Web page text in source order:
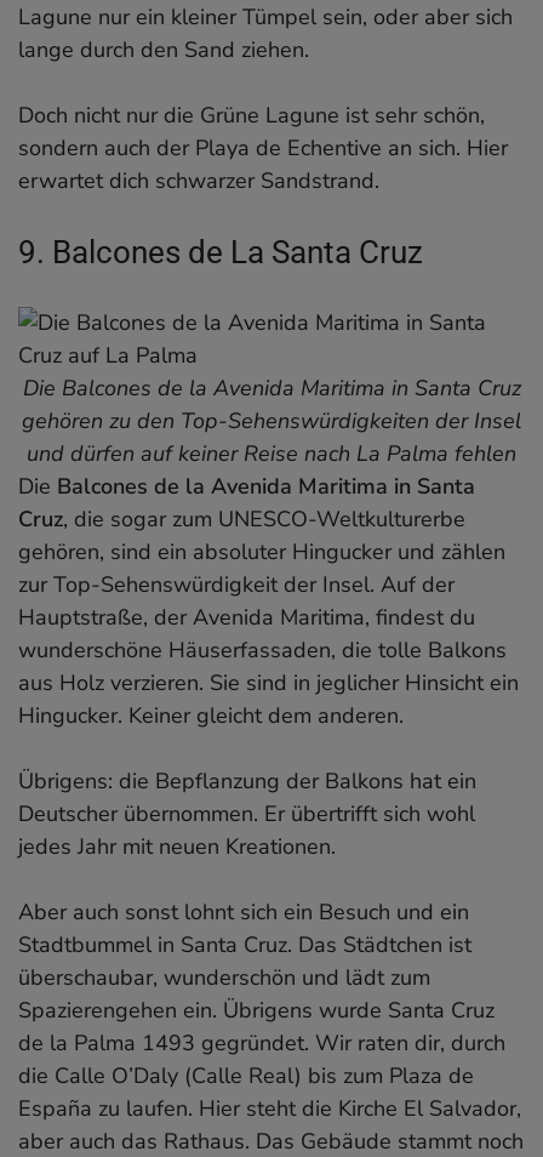
Lagune nur ein kleiner Tümpel sein, oder aber sich
lange durch den Sand ziehen.
Doch nicht nur die Grüne Lagune ist sehr schön,
sondern auch der Playa de Echentive an sich. Hier
erwartet dich schwarzer Sandstrand.
9. Balcones de La Santa Cruz
Die Balcones de la Avenida Maritima in Santa Cruz
gehören zu den Top-Sehenswürdigkeiten der Insel
und dürfen auf keiner Reise nach La Palma fehlen
Die Balcones de la Avenida Maritima in Santa
Cruz, die sogar zum UNESCO-Weltkulturerbe
gehören, sind ein absoluter Hingucker und zählen
zur Top-Sehenswürdigkeit der Insel. Auf der
Hauptstraße, der Avenida Maritima, findest du
wunderschöne Häuserfassaden, die tolle Balkons
aus Holz verzieren. Sie sind in jeglicher Hinsicht ein
Hingucker. Keiner gleicht dem anderen.
Übrigens: die Bepflanzung der Balkons hat ein
Deutscher übernommen. Er übertrifft sich wohl
jedes Jahr mit neuen Kreationen.
Aber auch sonst lohnt sich ein Besuch und ein
Stadtbummel in Santa Cruz. Das Städtchen ist
überschaubar, wunderschön und lädt zum
Spazierengehen ein. Übrigens wurde Santa Cruz
de la Palma 1493 gegründet. Wir raten dir, durch
die Calle O’Daly (Calle Real) bis zum Plaza de
España zu laufen. Hier steht die Kirche El Salvador,
aber auch das Rathaus. Das Gebäude stammt noch